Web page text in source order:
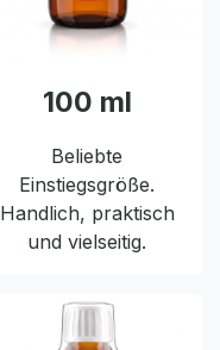
100 ml
Beliebte
Einstiegsgröße.
Handlich, praktisch
und vielseitig.